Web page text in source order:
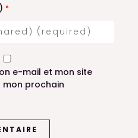
*
e-mail et mon site
prochain